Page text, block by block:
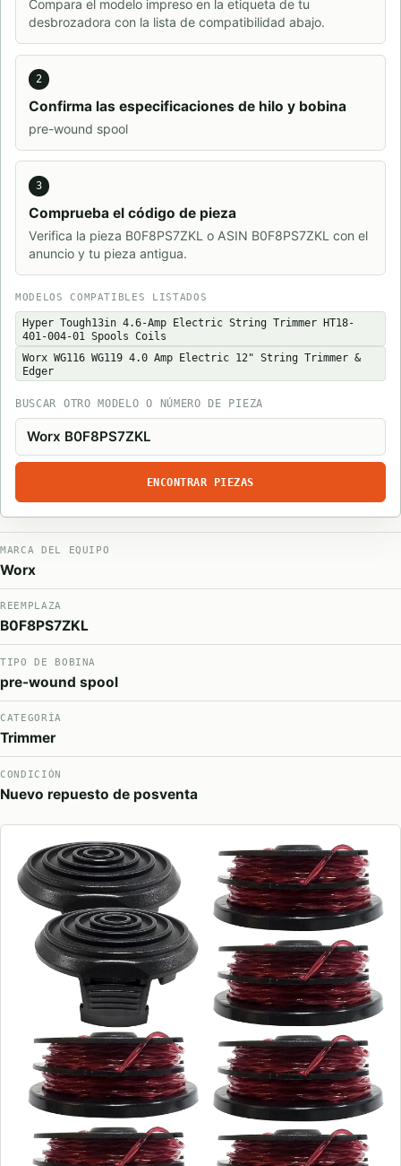
Compara el modelo impreso en la etiqueta de tu
desbrozadora con la lista de compatibilidad abajo.
2
Confirma las especificaciones de hilo y bobina
pre-wound spool
3
Comprueba el código de pieza
Verifica la pieza B0F8PS7ZKL o ASIN B0F8PS7ZKL con el
anuncio y tu pieza antigua.
MODELOS COMPATIBLES LISTADOS
Hyper Tough13in 4.6-Amp Electric String Trimmer HT18-
401-004-01 Spools Coils
Worx WG116 WG119 4.0 Amp Electric 12" String Trimmer &
Edger
BUSCAR OTRO MODELO O NÚMERO DE PIEZA
ENCONTRAR PIEZAS
MARCA DEL EQUIPO
Worx
REEMPLAZA
B0F8PS7ZKL
TIPO DE BOBINA
pre-wound spool
CATEGORÍA
Trimmer
CONDICIÓN
Nuevo repuesto de posventa